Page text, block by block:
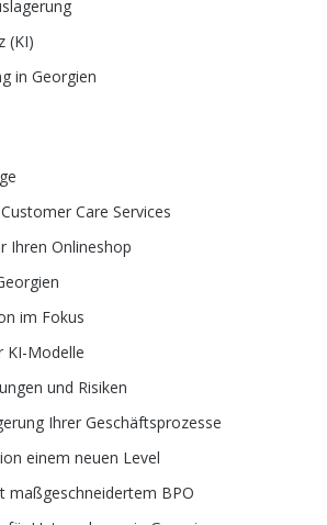
(KI)
in Georgien
Care Services
Ihren Onlineshop
im Fokus
KI-Modelle
und Risiken
Ihrer Geschäftsprozesse
einem neuen Level
maßgeschneidertem BPO